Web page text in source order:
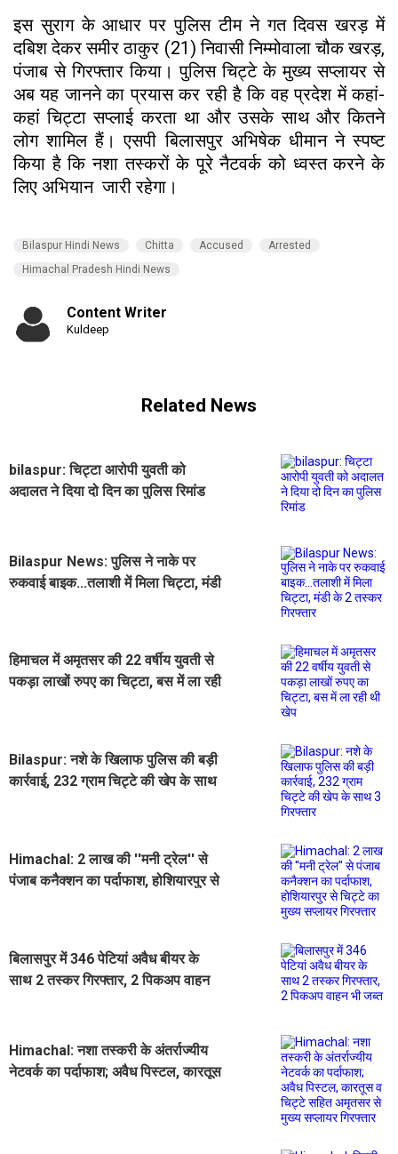
इस सुराग के आधार पर पुलिस टीम ने गत दिवस खरड़ में
दबिश देकर समीर ठाकुर (21) निवासी निम्मोवाला चौक खरड़,
पंजाब से गिरफ्तार किया। पुलिस चिट्टे के मुख्य सप्लायर से
अब यह जानने का प्रयास कर रही है कि वह प्रदेश में कहां-
कहां चिट्टा सप्लाई करता था और उसके साथ और कितने
लोग शामिल हैं। एसपी बिलासपुर अभिषेक धीमान ने स्पष्ट
किया है कि नशा तस्करों के पूरे नैटवर्क को ध्वस्त करने के
लिए अभियान जारी रहेगा।
Bilaspur Hindi News Chitta Accused
Arrested
Himachal Pradesh Hindi News
Content Writer
Kuldeep
Related News
bilaspur: चिट्टा आरोपी युवती को
अदालत ने दिया दो दिन का पुलिस रिमांड
‌Bilaspur News: पुलिस ने नाके पर
रुकवाई बाइक...तलाशी में मिला चिट्टा, मंडी
हिमाचल में अमृतसर की 22 वर्षीय युवती से
पकड़ा लाखों रुपए का चिट्टा, बस में ला रही
Bilaspur: नशे के ​खिलाफ पुलिस की बड़ी
कार्रवाई, 232 ग्राम चिट्टे की खेप के साथ
Himachal: 2 लाख की ''मनी ट्रेल'' से
पंजाब कनैक्शन का पर्दाफाश, होशियारपुर से
बिलासपुर में 346 पेटियां अवैध बीयर के
साथ 2 तस्कर गिरफ्तार, 2 पिकअप वाहन
Himachal: नशा तस्करी के अंतर्राज्यीय
नेटवर्क का पर्दाफाश; अवैध पिस्टल, कारतूस